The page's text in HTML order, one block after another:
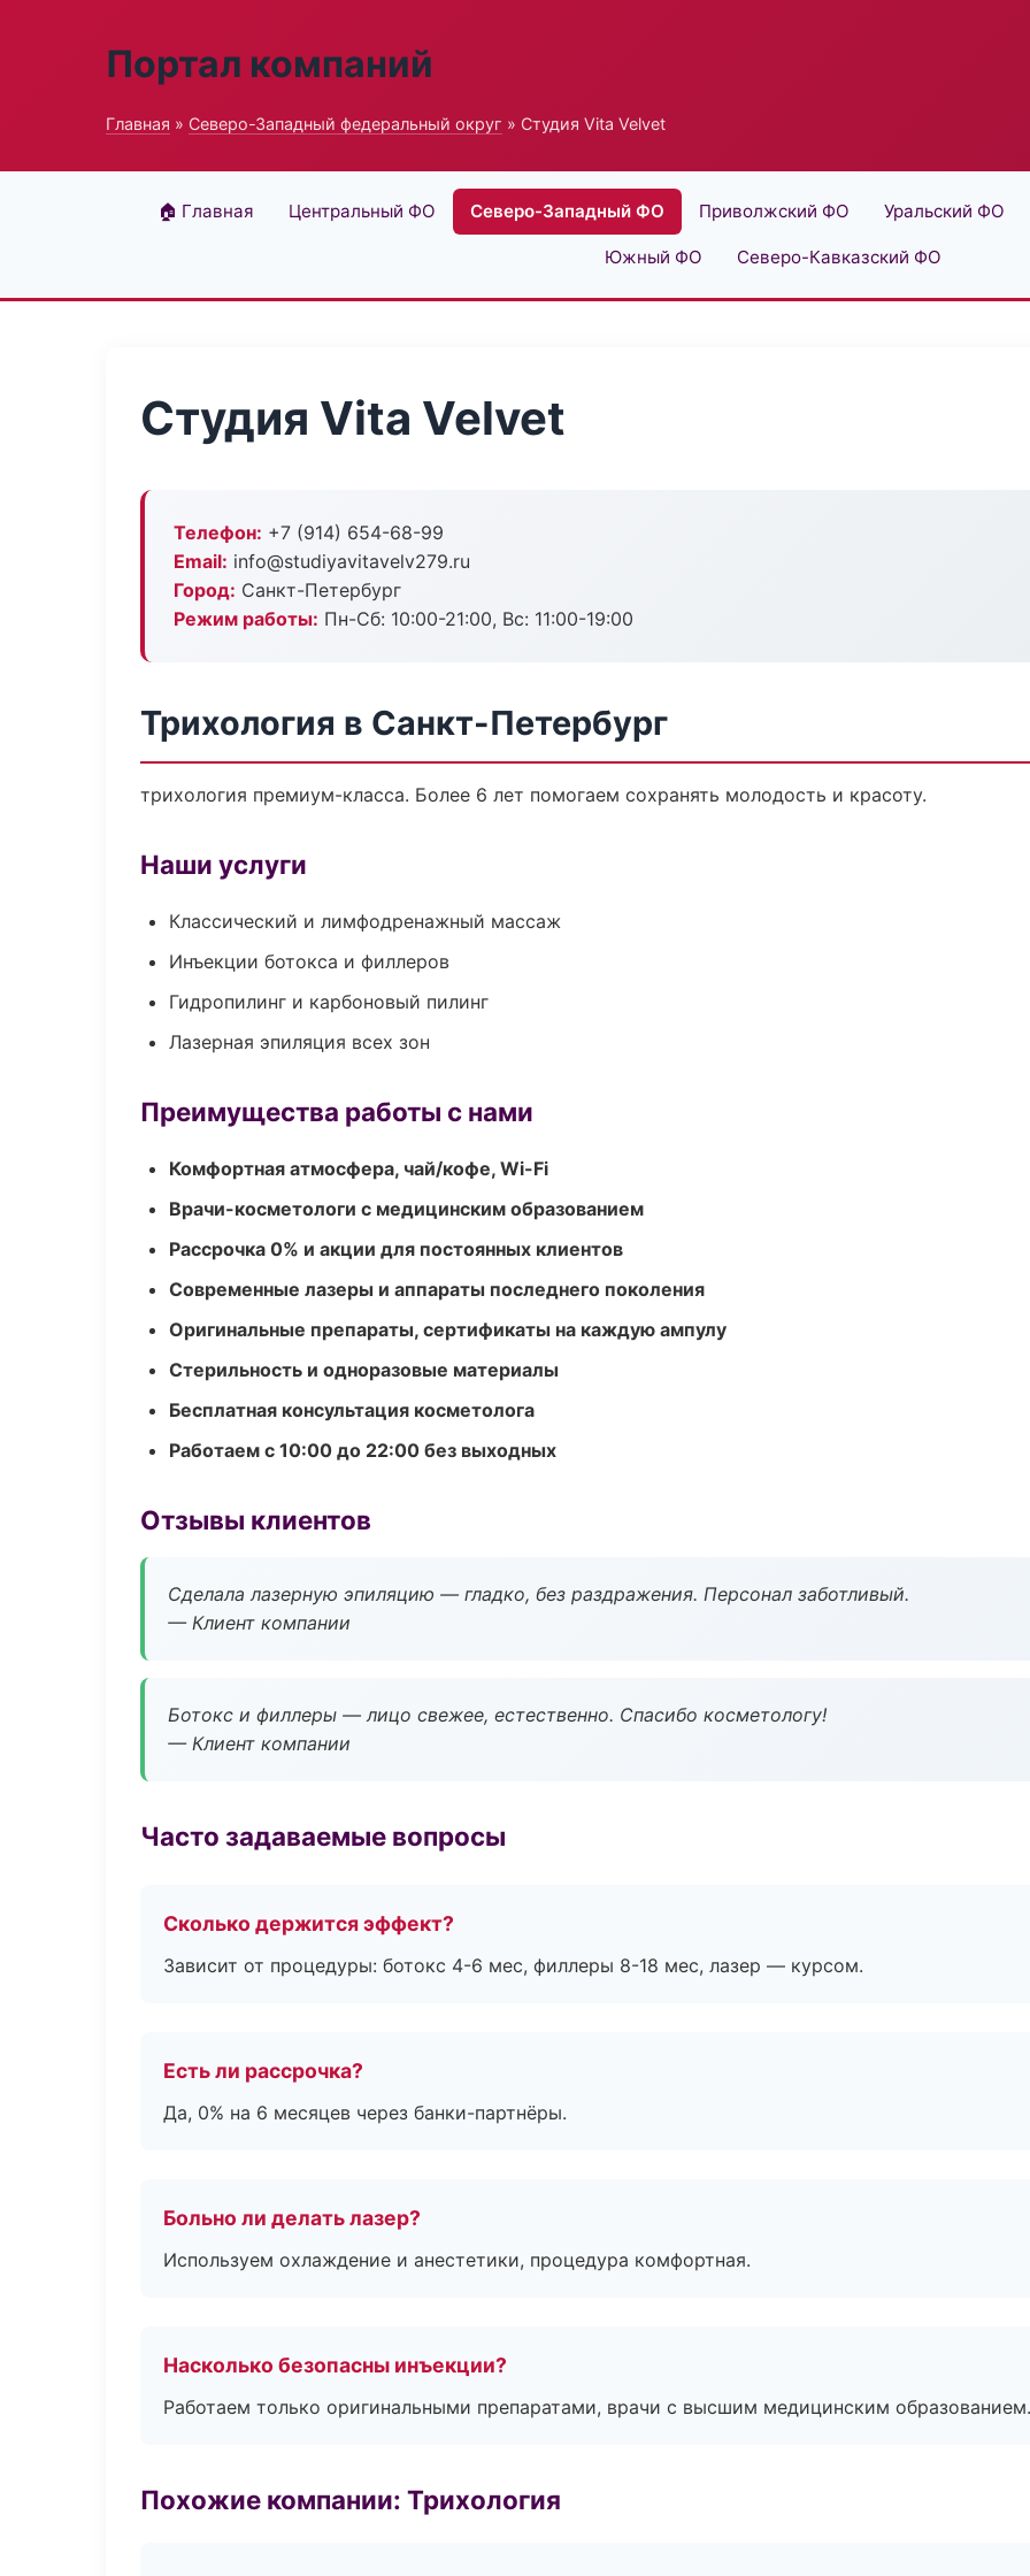
Портал компаний
Главная » Северо-Западный федеральный округ » Студия Vita Velvet
🏠 Главная Центральный ФО Северо-Западный ФО Приволжский ФО Уральский ФО
Южный ФО Северо-Кавказский ФО
Студия Vita Velvet
Телефон: +7 (914) 654-68-99
Email: info@studiyavitavelv279.ru
Город: Санкт-Петербург
Режим работы: Пн-Сб: 10:00-21:00, Вс: 11:00-19:00
Трихология в Санкт-Петербург
трихология премиум-класса. Более 6 лет помогаем сохранять молодость и красоту.
Наши услуги
Классический и лимфодренажный массаж
Инъекции ботокса и филлеров
Гидропилинг и карбоновый пилинг
Лазерная эпиляция всех зон
Преимущества работы с нами
Комфортная атмосфера, чай/кофе, Wi-Fi
Врачи-косметологи с медицинским образованием
Рассрочка 0% и акции для постоянных клиентов
Современные лазеры и аппараты последнего поколения
Оригинальные препараты, сертификаты на каждую ампулу
Стерильность и одноразовые материалы
Бесплатная консультация косметолога
Работаем с 10:00 до 22:00 без выходных
Отзывы клиентов
Сделала лазерную эпиляцию — гладко, без раздражения. Персонал заботливый.
— Клиент компании
Ботокс и филлеры — лицо свежее, естественно. Спасибо косметологу!
— Клиент компании
Часто задаваемые вопросы
Сколько держится эффект?
Зависит от процедуры: ботокс 4-6 мес, филлеры 8-18 мес, лазер — курсом.
Есть ли рассрочка?
Да, 0% на 6 месяцев через банки-партнёры.
Больно ли делать лазер?
Используем охлаждение и анестетики, процедура комфортная.
Насколько безопасны инъекции?
Работаем только оригинальными препаратами, врачи с высшим медицинским образованием.
Похожие компании: Трихология